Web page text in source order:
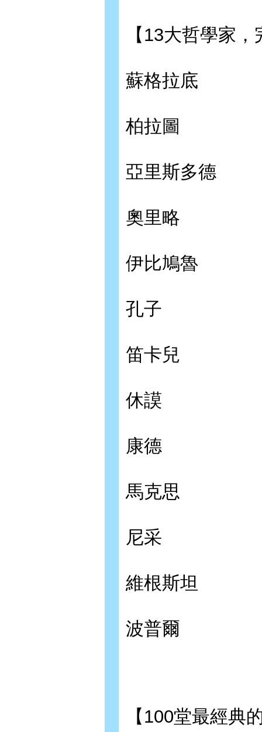
【13大哲學家
蘇格拉底
柏拉圖
亞里斯多德
奧里略
伊比鳩魯
孔子
笛卡兒
休謨
康德
馬克思
尼采
維根斯坦
波普爾
【100堂最經典